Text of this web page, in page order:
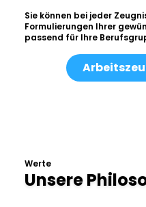
Sie können bei jeder
Formulierungen Ihrer
passend für Ihre
Werte
Unsere